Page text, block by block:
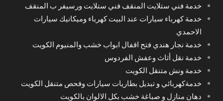
خدمة فني ستلايت المنقف فني ستلايت ورسيفر ب المنقف
خدمة كهرباء سيارات عند البيت كهرباء وميكانيك سيارات
الاحمدي
خدمة نجار هندي فتح اقفال ابواب خشب والمنيوم الكويت
خدمة نقل أثاث وعفش الفردوس
خدمة ونش متنقل الكويت
خدمةكهربائي و تبديل بطاريات سيارات وفحص متنقل الكويت
دهان منازل و صباغة خشب بكل الالوان بالكويت